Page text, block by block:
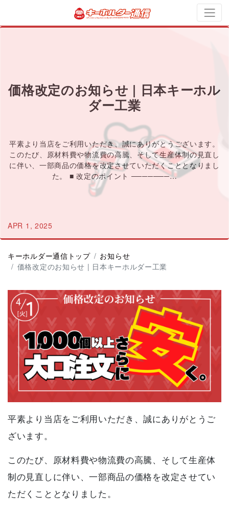
価格改定のお知らせ | 日本キーホル
ダー工業
平素より当店をご利用いただき、誠にありがとうございます。
このたび、原材料費や物流費の高騰、そして生産体制の見直し
に伴い、一部商品の価格を改定させていただくこととなりまし
た。 ■ 改定のポイント ───────…
APR 1, 2025
キーホルダー通信トップ
お知らせ
価格改定のお知らせ | 日本キーホルダー工業
平素より当店をご利用いただき、誠にありがとうご
ざいます。
このたび、原材料費や物流費の高騰、そして生産体
制の見直しに伴い、一部商品の価格を改定させてい
ただくこととなりました。